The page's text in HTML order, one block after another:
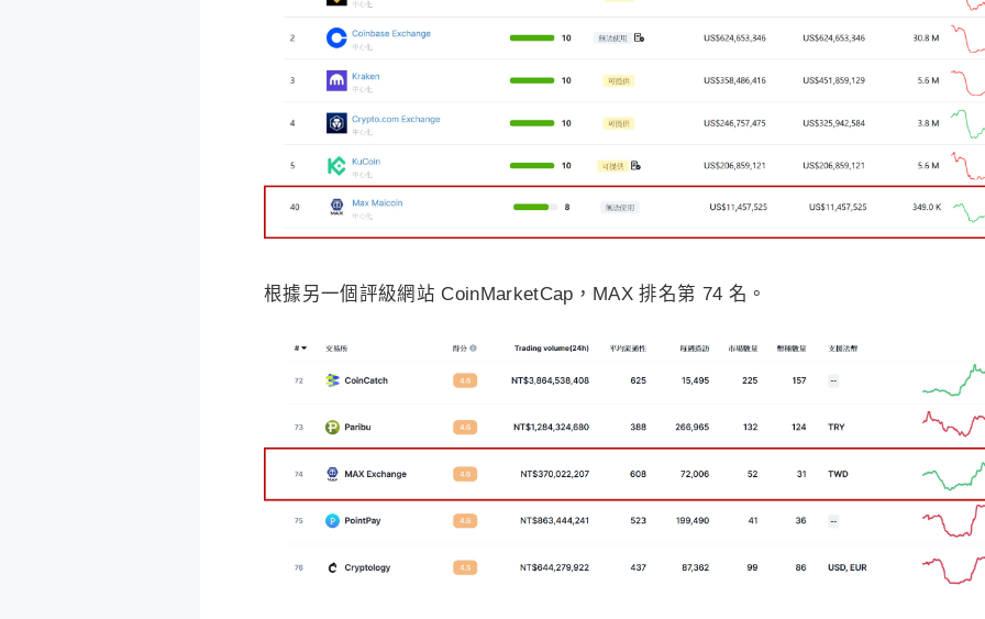
根據另一個評級網站 CoinMarketCap，MAX 排名第 74 名。